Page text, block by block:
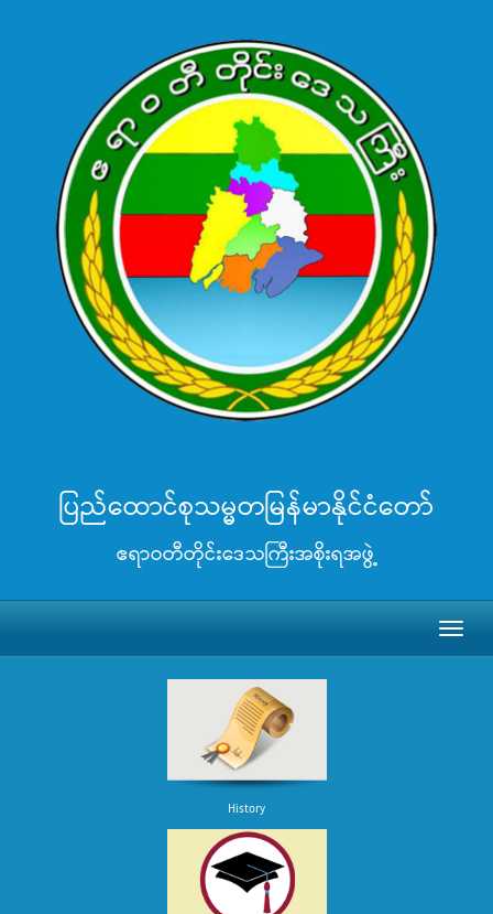
ပြည်ထောင်စုသမ္မတမြန်မာနိုင်ငံတော်
ဧရာဝတီတိုင်းဒေသကြီးအစိုးရအဖွဲ့
History